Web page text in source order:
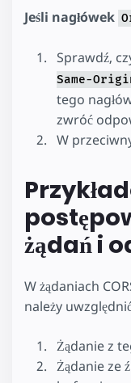
Jeśli nagłówek
Sprawdź,
Same-
tego
zwróć
W
żądań i
W żądaniach
należy
Żądanie z
Żądanie ze